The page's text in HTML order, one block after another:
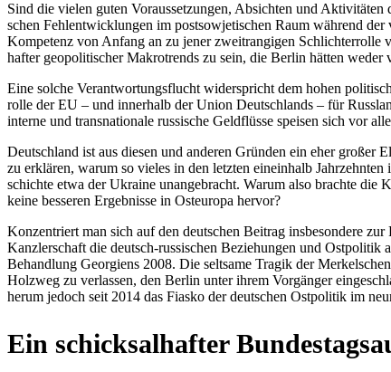
Sind die vielen guten Vor­aus­set­zun­gen, Absich­ten und
schen Fehl­ent­wick­lun­gen im post­so­wje­ti­schen Raum während
Kom­pe­tenz von Anfang an zu jener zweit­ran­gi­gen Schlich­ter­rolle
haf­ter geo­po­li­ti­scher Makro­trends zu sein, die Berlin hätten weder
Eine solche Ver­ant­wor­tungs­flucht wider­spricht dem hohen
rolle der EU – und inner­halb der Union Deutsch­lands – für
interne und trans­na­tio­nale rus­si­sche Geld­flüsse speisen sich vor
Deutsch­land ist aus diesen und anderen Gründen ein eher
zu erklä­ren, warum so vieles in den letzten ein­ein­halb
schichte etwa der Ukraine unan­ge­bracht. Warum also brachte
keine bes­se­ren Ergeb­nisse in Ost­eu­ropa hervor?
Kon­zen­triert man sich auf den deut­schen Beitrag ins­be­son­dere
Kanz­ler­schaft die deutsch-rus­si­schen Bezie­hun­gen und
Behand­lung Geor­gi­ens 2008. Die selt­same Tragik der
Holzweg zu ver­las­sen, den Berlin unter ihrem Vor­gän­ger
herum jedoch seit 2014 das Fiasko der deut­schen Ost­po­li­tik im
Ein schick­sal­haf­ter